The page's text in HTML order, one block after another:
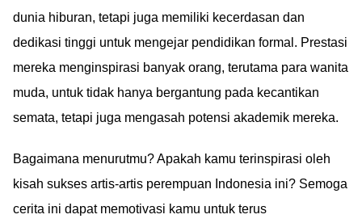
dunia hiburan, tetapi juga memiliki kecerdasan dan
dedikasi tinggi untuk mengejar pendidikan formal. Prestasi
mereka menginspirasi banyak orang, terutama para wanita
muda, untuk tidak hanya bergantung pada kecantikan
semata, tetapi juga mengasah potensi akademik mereka.
Bagaimana menurutmu? Apakah kamu terinspirasi oleh
kisah sukses artis-artis perempuan Indonesia ini? Semoga
cerita ini dapat memotivasi kamu untuk terus